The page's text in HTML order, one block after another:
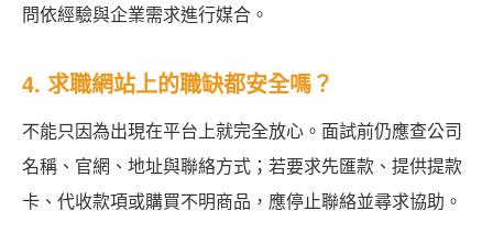
問依經驗與企業需求進行媒合。
4. 求職網站上的職缺都安全嗎？
不能只因為出現在平台上就完全放心。面試前仍應查公司
名稱、官網、地址與聯絡方式；若要求先匯款、提供提款
卡、代收款項或購買不明商品，應停止聯絡並尋求協助。